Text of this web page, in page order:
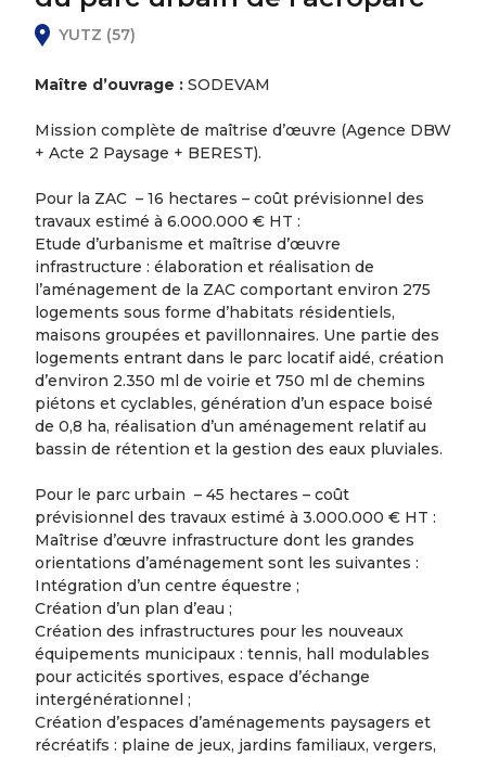
YUTZ (57)
Maître d’ouvrage : SODEVAM
Mission complète de maîtrise d’œuvre (Agence DBW
+ Acte 2 Paysage + BEREST).
Pour la ZAC – 16 hectares – coût prévisionnel des
travaux estimé à 6.000.000 € HT :
Etude d’urbanisme et maîtrise d’œuvre
infrastructure : élaboration et réalisation de
l’aménagement de la ZAC comportant environ 275
logements sous forme d’habitats résidentiels,
maisons groupées et pavillonnaires. Une partie des
logements entrant dans le parc locatif aidé, création
d’environ 2.350 ml de voirie et 750 ml de chemins
piétons et cyclables, génération d’un espace boisé
de 0,8 ha, réalisation d’un aménagement relatif au
bassin de rétention et la gestion des eaux pluviales.
Pour le parc urbain – 45 hectares – coût
prévisionnel des travaux estimé à 3.000.000 € HT :
Maîtrise d’œuvre infrastructure dont les grandes
orientations d’aménagement sont les suivantes :
Intégration d’un centre équestre ;
Création d’un plan d’eau ;
Création des infrastructures pour les nouveaux
équipements municipaux : tennis, hall modulables
pour acticités sportives, espace d’échange
intergénérationnel ;
Création d’espaces d’aménagements paysagers et
récréatifs : plaine de jeux, jardins familiaux, vergers,